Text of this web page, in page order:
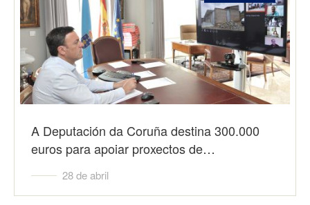
A Deputación da Coruña destina 300.000
euros para apoiar proxectos de…
28 de abril